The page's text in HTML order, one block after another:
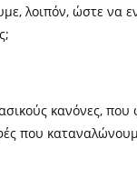
λοιπόν, ώστε να
κανόνες, που
που